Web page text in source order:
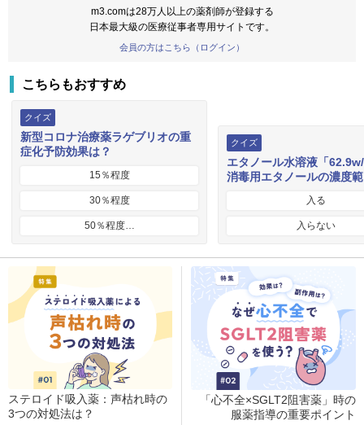
m3.comは28万人以上の薬剤師が登録する
日本最大級の医療従事者専用サイトです。
会員の方はこちら（ログイン）
こちらもおすすめ
クイズ
新型コロナ治療薬ラゲブリオの重
症化予防効果は？
15％程度
30％程度
50％程度…
クイズ
エタノール水溶液「
消毒用エタノールの濃度
入る
入らない
ステロイド吸入薬：声枯れ時の
3つの対処法は？
「心不全×SGLT2阻害薬」時の
服薬指導の重要ポイント